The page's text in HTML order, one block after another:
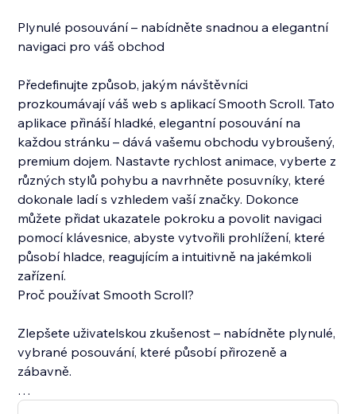
Plynulé posouvání – nabídněte snadnou a elegantní
navigaci pro váš obchod
Předefinujte způsob, jakým návštěvníci
prozkoumávají váš web s aplikací Smooth Scroll. Tato
aplikace přináší hladké, elegantní posouvání na
každou stránku – dává vašemu obchodu vybroušený,
premium dojem. Nastavte rychlost animace, vyberte z
různých stylů pohybu a navrhněte posuvníky, které
dokonale ladí s vzhledem vaší značky. Dokonce
můžete přidat ukazatele pokroku a povolit navigaci
pomocí klávesnice, abyste vytvořili prohlížení, které
působí hladce, reagujícím a intuitivně na jakémkoli
zařízení.
Proč používat Smooth Scroll?
Zlepšete uživatelskou zkušenost – nabídněte plynulé,
vybrané posouvání, které působí přirozeně a
zábavně.